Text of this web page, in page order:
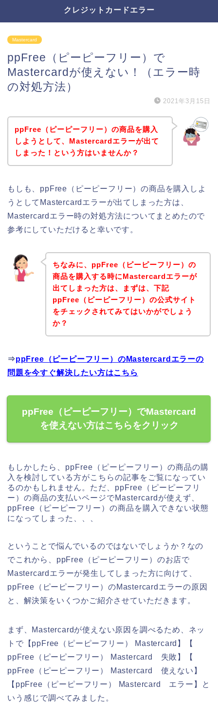
クレジットカードエラー
Mastercard
ppFree（ピーピーフリー）で
Mastercardが使えない！（エラー時
の対処方法）
2021年3月15日
ppFree（ピーピーフリー）の商品を購入
しようとして、Mastercardエラーが出て
しまった！という方はいませんか？
もしも、ppFree（ピーピーフリー）の商品を購入しよ
うとしてMastercardエラーが出てしまった方は、
Mastercardエラー時の対処方法についてまとめたので
参考にしていただけると幸いです。
ちなみに、ppFree（ピーピーフリー）の
商品を購入する時にMastercardエラーが
出てしまった方は、まずは、下記
ppFree（ピーピーフリー）の公式サイト
をチェックされてみてはいかがでしょう
か？
⇒ppFree（ピーピーフリー）のMastercardエラーの
問題を今すぐ解決したい方はこちら
ppFree（ピーピーフリー）でMastercard
を使えない方はこちらをクリック
もしかしたら、ppFree（ピーピーフリー）の商品の購
入を検討している方がこちらの記事をご覧になってい
るのかもしれません。ただ、ppFree（ピーピーフリ
ー）の商品の支払いページでMastercardが使えず、
ppFree（ピーピーフリー）の商品を購入できない状態
になってしまった、、、
ということで悩んでいるのではないでしょうか？なの
でこれから、ppFree（ピーピーフリー）のお店で
Mastercardエラーが発生してしまった方に向けて、
ppFree（ピーピーフリー）のMastercardエラーの原因
と、解決策をいくつかご紹介させていただきます。
まず、Mastercardが使えない原因を調べるため、ネッ
トで【ppFree（ピーピーフリー） Mastercard】【
ppFree（ピーピーフリー） Mastercard 失敗】【
ppFree（ピーピーフリー） Mastercard 使えない】
【ppFree（ピーピーフリー） Mastercard エラー】と
いう感じで調べてみました。